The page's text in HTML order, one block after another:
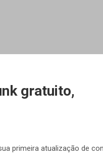
gratuito,
primeira atualização de